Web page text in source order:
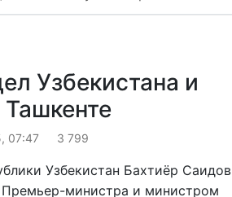
Узбекистана и
07:47 3 799
Узбекистан Бахтиёр Саидов
Премьер-министра и министром